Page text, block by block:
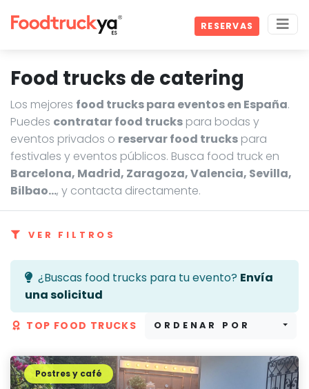
RESERVAS
Food trucks de catering
Los mejores food trucks para eventos en España.
Puedes contratar food trucks para bodas y
eventos privados o reservar food trucks para
festivales y eventos públicos. Busca food truck en
Barcelona, Madrid, Zaragoza, Valencia, Sevilla,
Bilbao…, y contacta directamente.
VER FILTROS
¿Buscas food trucks para tu evento? Envía
una solicitud
TOP FOOD TRUCKS ORDENAR POR
Postres y café